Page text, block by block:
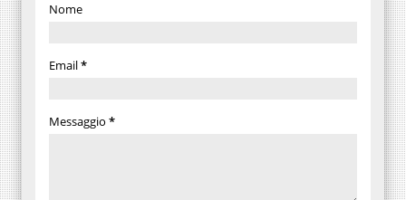
Nome
Email*
Messaggio *